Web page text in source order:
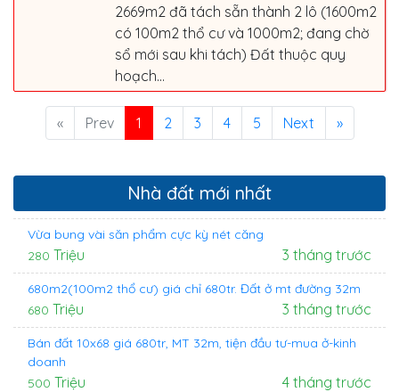
2669m2 đã tách sẵn thành 2 lô (1600m2
có 100m2 thổ cư và 1000m2; đang chờ
sổ mới sau khi tách) Đất thuộc quy
hoạch...
« Prev 1 2 3 4 5 Next »
Nhà đất mới nhất
Vừa bung vài săn phẩm cực kỳ nét căng
280 Triệu 3 tháng trước
680m2(100m2 thổ cư) giá chỉ 680tr. Đất ở mt đường 32m
680 Triệu 3 tháng trước
Bán đất 10x68 giá 680tr, MT 32m, tiện đầu tư-mua ở-kinh
doanh
500 Triệu 4 tháng trước